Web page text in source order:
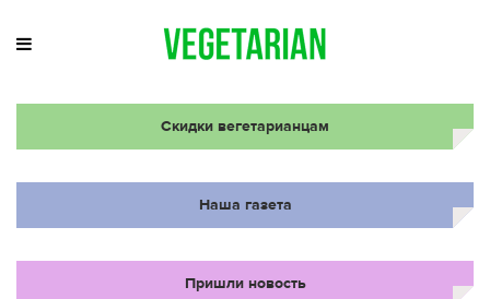
Скидки вегетарианцам
Наша газета
Пришли новость